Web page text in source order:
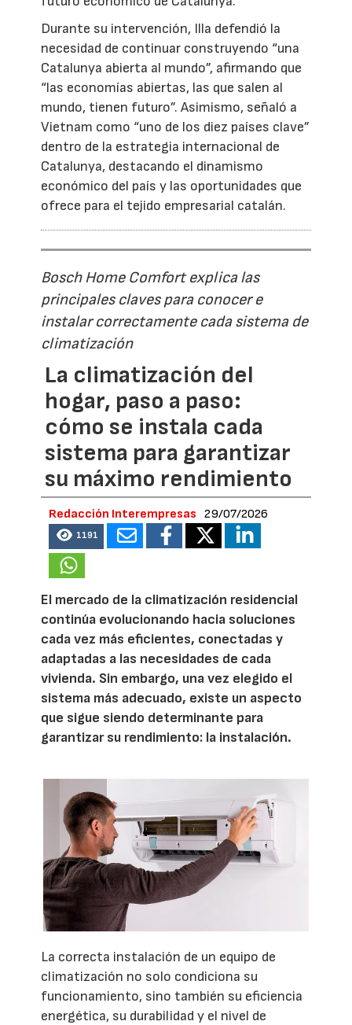
Durante su intervención, Illa defendió la
necesidad de continuar construyendo “una
Catalunya abierta al mundo”, afirmando que
“las economías abiertas, las que salen al
mundo, tienen futuro”. Asimismo, señaló a
Vietnam como “uno de los diez países clave”
dentro de la estrategia internacional de
Catalunya, destacando el dinamismo
económico del país y las oportunidades que
ofrece para el tejido empresarial catalán.
Bosch Home Comfort explica las
principales claves para conocer e
instalar correctamente cada sistema de
climatización
La climatización del
hogar, paso a paso:
cómo se instala cada
sistema para garantizar
su máximo rendimiento
Redacción Interempresas 29/07/2026
1191
El mercado de la climatización residencial
continúa evolucionando hacia soluciones
cada vez más eficientes, conectadas y
adaptadas a las necesidades de cada
vivienda. Sin embargo, una vez elegido el
sistema más adecuado, existe un aspecto
que sigue siendo determinante para
garantizar su rendimiento: la instalación.
La correcta instalación de un equipo de
climatización no solo condiciona su
funcionamiento, sino también su eficiencia
energética, su durabilidad y el nivel de